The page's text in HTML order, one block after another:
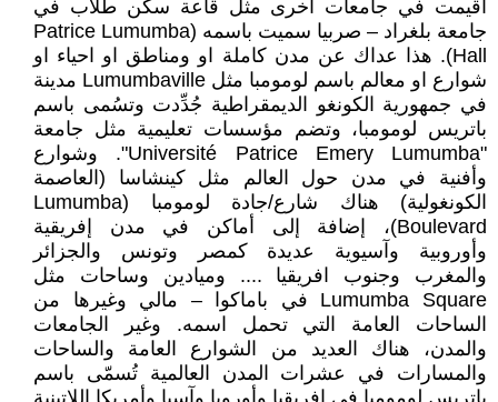
اقيمت في جامعات أخرى مثل قاعة سكن طلاب في
جامعة بلغراد – صربيا سميت باسمه (Patrice Lumumba
Hall). هذا عداك عن مدن كاملة او ومناطق او احياء او
شوارع او معالم باسم لومومبا مثل Lumumbaville مدينة
في جمهورية الكونغو الديمقراطية جُدِّدت وتسُمى باسم
باتريس لومومبا، وتضم مؤسسات تعليمية مثل جامعة
"Université Patrice Emery Lumumba". وشوارع
وأفنية في مدن حول العالم مثل كينشاسا (العاصمة
الكونغولية) هناك شارع/جادة لومومبا (Lumumba
Boulevard)، إضافة إلى أماكن في مدن إفريقية
وأوروبية وآسيوية عديدة كمصر وتونس والجزائر
والمغرب وجنوب افريقيا .... وميادين وساحات مثل
Lumumba Square في باماكوا – مالي وغيرها من
الساحات العامة التي تحمل اسمه. وغير الجامعات
والمدن، هناك العديد من الشوارع العامة والساحات
والمسارات في عشرات المدن العالمية تُسمّى باسم